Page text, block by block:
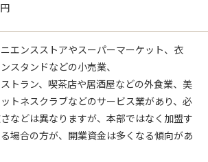
エンスストアやスーパーマーケット、衣
スタンドなどの小売業、
トラン、喫茶店や居酒屋などの外食業、美
トネスクラブなどのサービス業があり、必
などは異なりますが、本部ではなく加盟す
場合の方が、開業資金は多くなる傾向があ